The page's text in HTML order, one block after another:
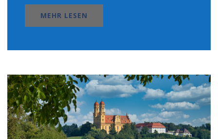
MEHR LESEN